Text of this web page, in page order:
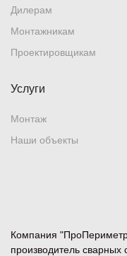
Компания
производитель сварных
Дилерам
Монтажникам
Проектировщикам
Услуги
Монтаж
Наши объекты